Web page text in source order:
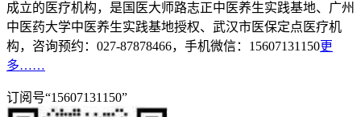
成立的医疗机构，是国医大师路志正中医养生实践基地、广州
中医药大学中医养生实践基地授权、武汉市医保定点医疗机
构，咨询预约：027-87878466，手机微信：15607131150更
多……
订阅号“15607131150”